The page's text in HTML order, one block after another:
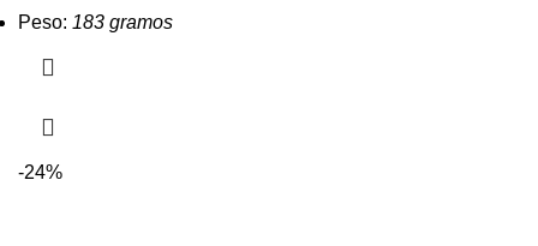
Peso: 183 gramos
-24%